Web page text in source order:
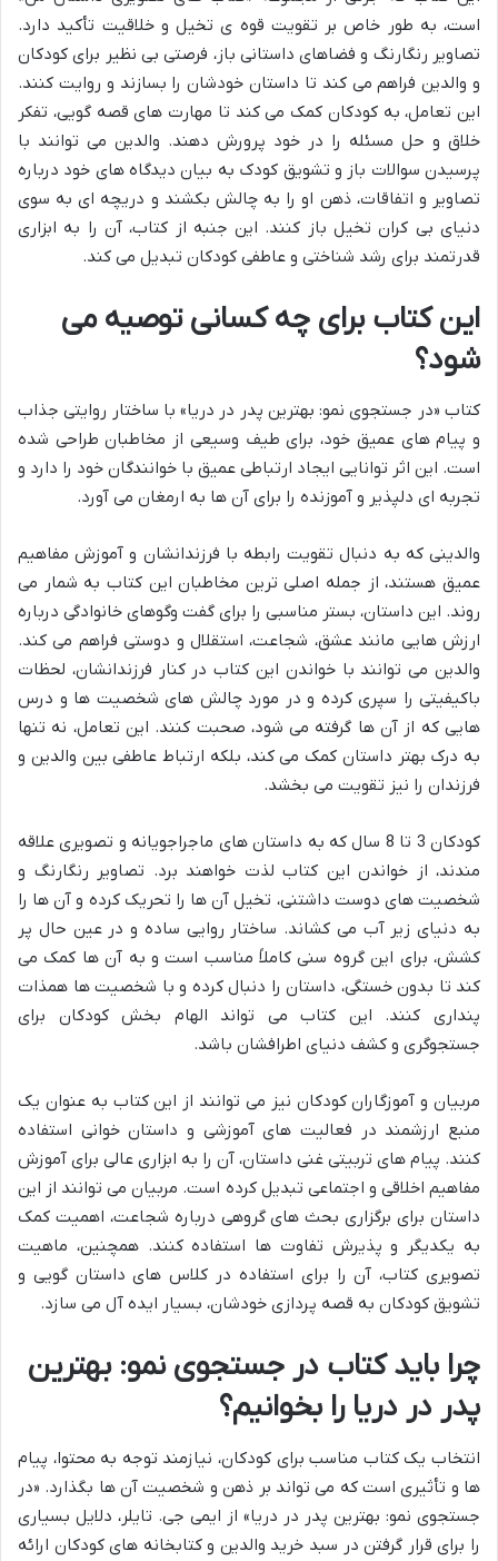
است، به طور خاص بر تقویت قوه ی تخیل و خلاقیت تأکید دارد.
تصاویر رنگارنگ و فضاهای داستانی باز، فرصتی بی نظیر برای کودکان
و والدین فراهم می کند تا داستان خودشان را بسازند و روایت کنند.
این تعامل، به کودکان کمک می کند تا مهارت های قصه گویی، تفکر
خلاق و حل مسئله را در خود پرورش دهند. والدین می توانند با
پرسیدن سوالات باز و تشویق کودک به بیان دیدگاه های خود درباره
تصاویر و اتفاقات، ذهن او را به چالش بکشند و دریچه ای به سوی
دنیای بی کران تخیل باز کنند. این جنبه از کتاب، آن را به ابزاری
قدرتمند برای رشد شناختی و عاطفی کودکان تبدیل می کند.
این کتاب برای چه کسانی توصیه می
شود؟
کتاب «در جستجوی نمو: بهترین پدر در دریا» با ساختار روایتی جذاب
و پیام های عمیق خود، برای طیف وسیعی از مخاطبان طراحی شده
است. این اثر توانایی ایجاد ارتباطی عمیق با خوانندگان خود را دارد و
تجربه ای دلپذیر و آموزنده را برای آن ها به ارمغان می آورد.
والدینی که به دنبال تقویت رابطه با فرزندانشان و آموزش مفاهیم
عمیق هستند،از جمله اصلی ترین مخاطبان این کتاب به شمار می
روند. این داستان، بستر مناسبی را برای گفت وگوهای خانوادگی درباره
ارزش هایی مانند عشق، شجاعت، استقلال و دوستی فراهم می کند.
والدین می توانند با خواندن این کتاب در کنار فرزندانشان، لحظات
باکیفیتی را سپری کرده و در مورد چالش های شخصیت ها و درس
هایی که از آن ها گرفته می شود، صحبت کنند. این تعامل، نه تنها
به درک بهتر داستان کمک می کند، بلکه ارتباط عاطفی بین والدین و
فرزندان را نیز تقویت می بخشد.
کودکان 3 تا 8 سال که به داستان های ماجراجویانه و تصویری علاقه
مندند، از خواندن این کتاب لذت خواهند برد. تصاویر رنگارنگ و
شخصیت های دوست داشتنی، تخیل آن ها را تحریک کرده و آن ها را
به دنیای زیر آب می کشاند. ساختار روایی ساده و در عین حال پر
کشش، برای این گروه سنی کاملاً مناسب است و به آن ها کمک می
کند تا بدون خستگی، داستان را دنبال کرده و با شخصیت ها همذات
پنداری کنند. این کتاب می تواند الهام بخش کودکان برای
جستجوگری و کشف دنیای اطرافشان باشد.
مربیان و آموزگاران کودکان نیز می توانند از این کتاب به عنوان یک
منبع ارزشمند در فعالیت های آموزشی و داستان خوانی استفاده
کنند. پیام های تربیتی غنی داستان، آن را به ابزاری عالی برای آموزش
مفاهیم اخلاقی و اجتماعی تبدیل کرده است. مربیان می توانند از این
داستان برای برگزاری بحث های گروهی درباره شجاعت، اهمیت کمک
به یکدیگر و پذیرش تفاوت ها استفاده کنند. همچنین، ماهیت
تصویری کتاب، آن را برای استفاده در کلاس های داستان گویی و
تشویق کودکان به قصه پردازی خودشان، بسیار ایده آل می سازد.
چرا باید کتاب در جستجوی نمو: بهترین
پدر در دریا را بخوانیم؟
انتخاب یک کتاب مناسب برای کودکان، نیازمند توجه به محتوا، پیام
ها و تأثیری است که می تواند بر ذهن و شخصیت آن ها بگذارد. «در
جستجوی نمو: بهترین پدر در دریا» از ایمی جی. تایلر، دلایل بسیاری
را برای قرار گرفتن در سبد خرید والدین و کتابخانه های کودکان ارائه